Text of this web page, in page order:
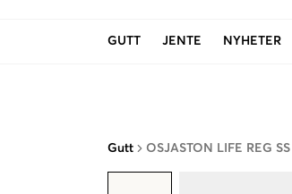
GUTT JENTE NYHETER
Gutt OSJASTON LIFE REG